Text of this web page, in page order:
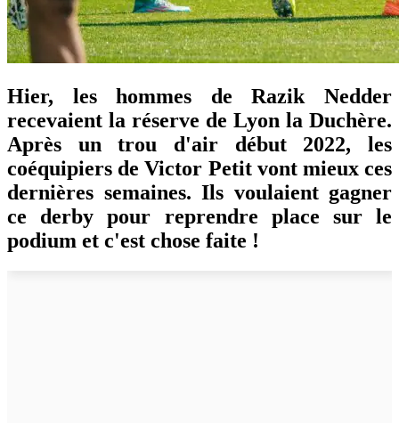
Hier, les hommes de Razik Nedder
recevaient la réserve de Lyon la Duchère.
Après un trou d'air début 2022, les
coéquipiers de Victor Petit vont mieux ces
dernières semaines. Ils voulaient gagner
ce derby pour reprendre place sur le
podium et c'est chose faite !